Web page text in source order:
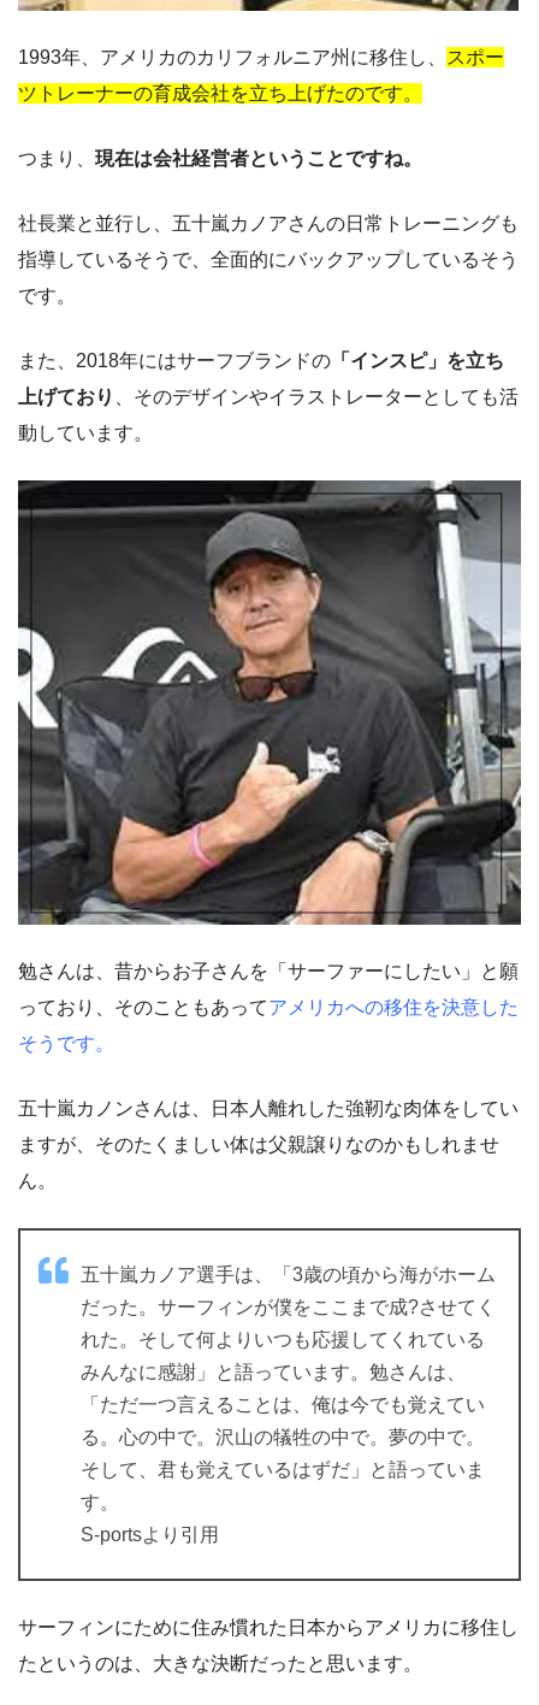
1993年、アメリカのカリフォルニア州に移住し、 スポー
ツトレーナーの育成会社を立ち上げたのです。
つまり、 現在は会社経営者ということですね。
社長業と並行し、五十嵐カノアさんの日常トレーニングも
指導しているそうで、全面的にバックアップしているそう
です。
また、2018年にはサーフブランドの 「インスピ」を立ち
上げており 、そのデザインやイラストレーターとしても活
動しています。
勉さんは、昔からお子さんを「サーファーにしたい」と願
っており、そのこともあってアメリカへの移住を決意した
そうです。
五十嵐カノンさんは、日本人離れした強靭な肉体をしてい
ますが、そのたくましい体は父親譲りなのかもしれませ
ん。
五十嵐カノア選手は、「3歳の頃から海がホーム
だった。サーフィンが僕をここまで成?させてく
れた。そして何よりいつも応援してくれている
みんなに感謝」と語っています。勉さんは、
「ただ一つ言えることは、俺は今でも覚えてい
る。心の中で。沢山の犠牲の中で。夢の中で。
そして、君も覚えているはずだ」と語っていま
す。
S-portsより引用
サーフィンにために住み慣れた日本からアメリカに移住し
たというのは、大きな決断だったと思います。